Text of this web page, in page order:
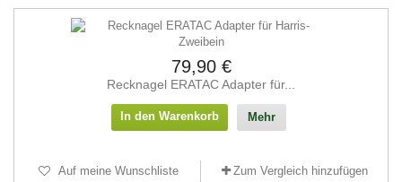
79,90 €
Recknagel ERATAC Adapter für...
In den Warenkorb Mehr
Auf meine Wunschliste Zum Vergleich hinzufügen